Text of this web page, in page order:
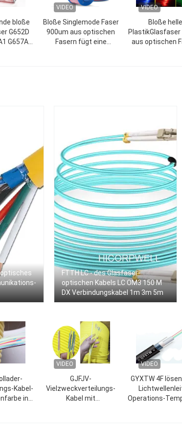
bloße
G652D
G657A2
VIDEO
Bloße Singlemode Faser
900um aus optischen
Fasern fügt eine
VIDEO
Bloße helle
PlastikGlasfaser
aus optischen
FTTH LC - des Glasfaser-
optischen Kabels LC OM3 150 M
DX Verbindungskabel 1m 3m 5m
Kabel-
in
VIDEO
GJFJV-
Vielzweckverteilungs-
Kabel mit
VIDEO
GYXTW 4F
Operations-